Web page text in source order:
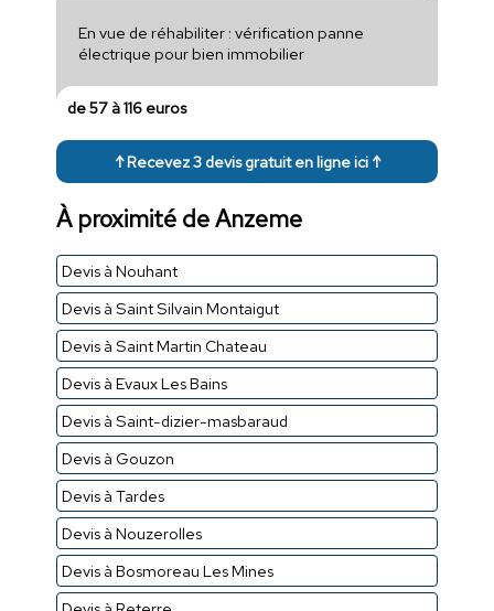
En vue de réhabiliter : vérification panne
électrique pour bien immobilier
de 57 à 116 euros
↑ Recevez 3 devis gratuit en ligne ici ↑
À proximité de Anzeme
Devis à Nouhant
Devis à Saint Silvain Montaigut
Devis à Saint Martin Chateau
Devis à Evaux Les Bains
Devis à Saint-dizier-masbaraud
Devis à Gouzon
Devis à Tardes
Devis à Nouzerolles
Devis à Bosmoreau Les Mines